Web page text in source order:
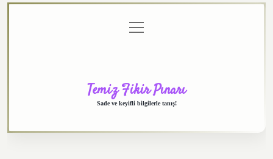
menüyü
aç
Temiz Fikir Pınarı
Sade ve keyifli bilgilerle tanış!